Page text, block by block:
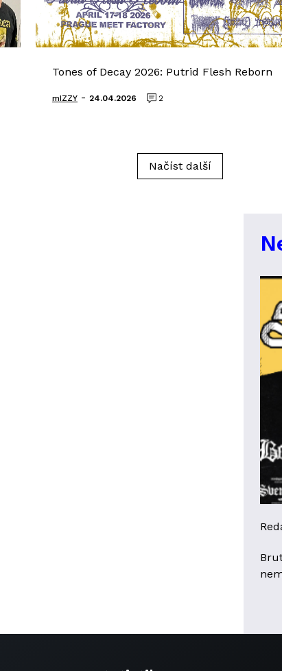
Tones of Decay 2026: Putrid Flesh Reborn
mIZZY - 24.04.2026 2
Načíst další